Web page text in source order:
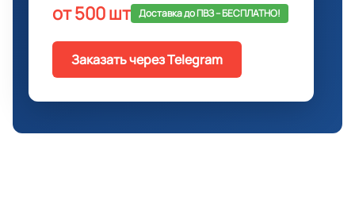
от 500 шт Доставка до ПВЗ -- БЕСПЛАТНО!
Заказать через Telegram